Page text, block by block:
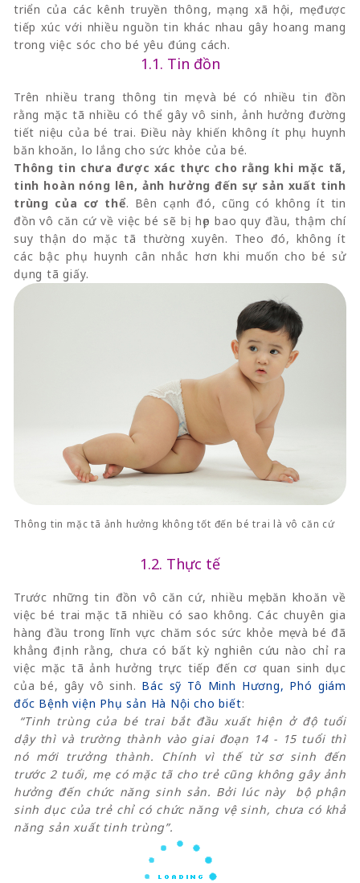
triển của các kênh truyền thông, mạng xã hội, mẹ được
tiếp xúc với nhiều nguồn tin khác nhau gây hoang mang
trong việc sóc cho bé yêu đúng cách.
1.1. Tin đồn
Trên nhiều trang thông tin mẹ và bé có nhiều tin đồn
rằng mặc tã nhiều có thể gây vô sinh, ảnh hưởng đường
tiết niệu của bé trai. Điều này khiến không ít phụ huynh
băn khoăn, lo lắng cho sức khỏe của bé.
Thông tin chưa được xác thực cho rằng khi mặc tã,
tinh hoàn nóng lên, ảnh hưởng đến sự sản xuất tinh
trùng của cơ thể. Bên cạnh đó, cũng có không ít tin
đồn vô căn cứ về việc bé sẽ bị hẹp bao quy đầu, thậm chí
suy thận do mặc tã thường xuyên. Theo đó, không ít
các bậc phụ huynh cân nhắc hơn khi muốn cho bé sử
dụng tã giấy.
Thông tin mặc tã ảnh hưởng không tốt đến bé trai là vô căn cứ
1.2. Thực tế
Trước những tin đồn vô căn cứ, nhiều mẹ băn khoăn về
việc bé trai mặc tã nhiều có sao không. Các chuyên gia
hàng đầu trong lĩnh vực chăm sóc sức khỏe mẹ và bé đã
khẳng định rằng, chưa có bất kỳ nghiên cứu nào chỉ ra
việc mặc tã ảnh hưởng trực tiếp đến cơ quan sinh dục
của bé, gây vô sinh. Bác sỹ Tô Minh Hương, Phó giám
đốc Bệnh viện Phụ sản Hà Nội cho biết:
“Tinh trùng của bé trai bắt đầu xuất hiện ở độ tuổi
dậy thì và trường thành vào giai đoạn 14 - 15 tuổi thì
nó mới trưởng thành. Chính vì thế từ sơ sinh đến
trước 2 tuổi, mẹ có mặc tã cho trẻ cũng không gây ảnh
hưởng đến chức năng sinh sản. Bởi lúc này bộ phận
sinh dục của trẻ chỉ có chức năng vệ sinh, chưa có khả
năng sản xuất tinh trùng”.